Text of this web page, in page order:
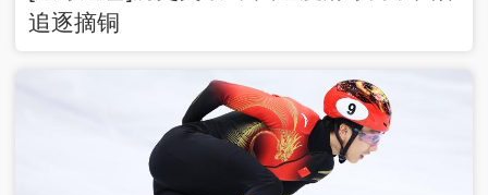
追逐摘铜